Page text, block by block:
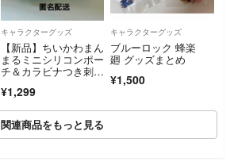
キャラクターグッズ
【新品】ちいかわまん
まるミニシリコンポー
チ＆カラビナつき刺繍
まんじゅう)
¥1,299
キャラクターグッズ
ブルーロック 蜂楽
廻 グッズまとめ
¥1,500
関連商品をもっと見る